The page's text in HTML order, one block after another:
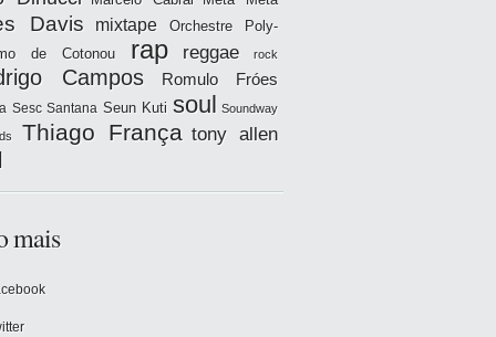
Davis mixtape
Orchestre Poly-
de Cotonou
rap reggae rock
Campos Romulo Fróes
Sesc Santana Seun Kuti soul Soundway
Thiago França tony allen
mais